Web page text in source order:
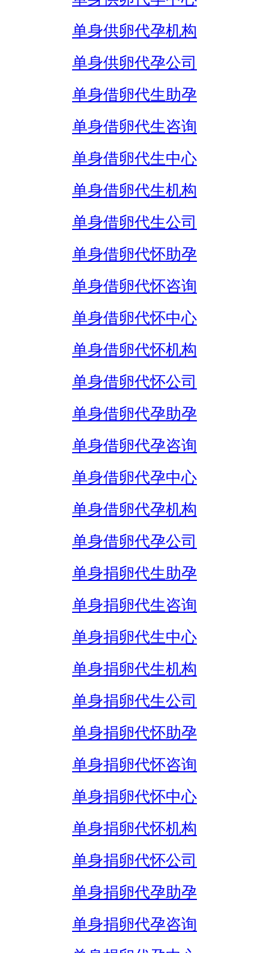
单身供卵代孕机构
单身供卵代孕公司
单身借卵代生助孕
单身借卵代生咨询
单身借卵代生中心
单身借卵代生机构
单身借卵代生公司
单身借卵代怀助孕
单身借卵代怀咨询
单身借卵代怀中心
单身借卵代怀机构
单身借卵代怀公司
单身借卵代孕助孕
单身借卵代孕咨询
单身借卵代孕中心
单身借卵代孕机构
单身借卵代孕公司
单身捐卵代生助孕
单身捐卵代生咨询
单身捐卵代生中心
单身捐卵代生机构
单身捐卵代生公司
单身捐卵代怀助孕
单身捐卵代怀咨询
单身捐卵代怀中心
单身捐卵代怀机构
单身捐卵代怀公司
单身捐卵代孕助孕
单身捐卵代孕咨询